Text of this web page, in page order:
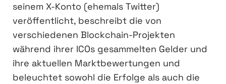
seinem X-Konto (ehemals Twitter)
veröffentlicht, beschreibt die von
verschiedenen Blockchain-Projekten
während ihrer ICOs gesammelten Gelder und
ihre aktuellen Marktbewertungen und
beleuchtet sowohl die Erfolge als auch die